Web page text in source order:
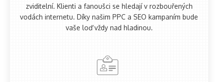
zviditelní. Klienti a fanoušci se hledají v rozbouřených
vodách internetu. Díky našim PPC a SEO kampaním bude
vaše loď vždy nad hladinou.